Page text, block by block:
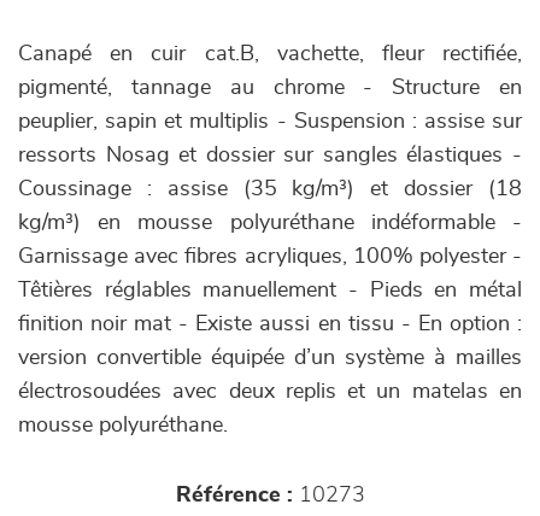
Canapé en cuir cat.B, vachette, fleur rectifiée,
pigmenté, tannage au chrome - Structure en
peuplier, sapin et multiplis - Suspension : assise sur
ressorts Nosag et dossier sur sangles élastiques -
Coussinage : assise (35 kg/m³) et dossier (18
kg/m³) en mousse polyuréthane indéformable -
Garnissage avec fibres acryliques, 100% polyester -
Têtières réglables manuellement - Pieds en métal
finition noir mat - Existe aussi en tissu - En option :
version convertible équipée d’un système à mailles
électrosoudées avec deux replis et un matelas en
mousse polyuréthane.
Référence : 10273